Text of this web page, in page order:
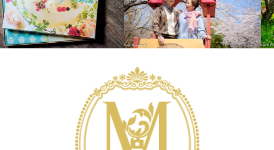
LIFESTYLE PHOTO
INTERNATIONAL